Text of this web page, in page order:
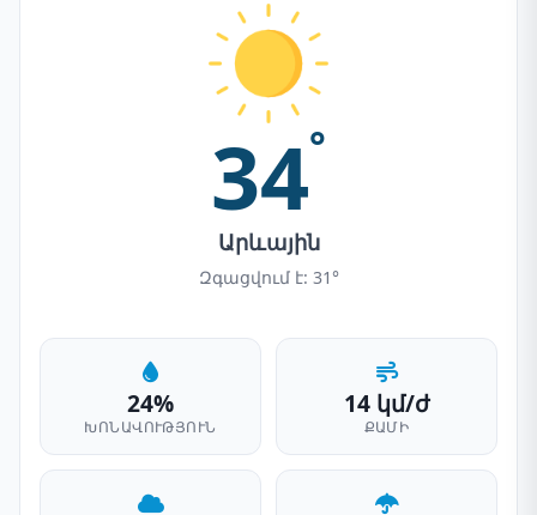
34°
Արևային
Զգացվում է: 31°
24%
ԽՈՆԱՎՈՒԹՅՈՒՆ
14 կմ/ժ
ՔԱՄԻ